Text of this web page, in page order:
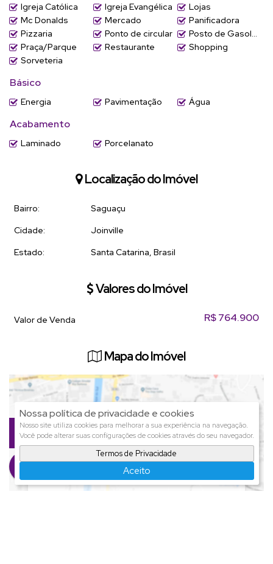
Nossa política de privacidade e cookies
Nosso site utiliza cookies para melhorar a sua experiência na navegação.
Você pode alterar suas configurações de cookies através do seu navegador.
Termos de Privacidade
Aceito
Igreja Católica
Igreja Evangélica
Lojas
Mc Donalds
Mercado
Panificadora
Pizzaria
Ponto de circular
Posto de Gasolina
Praça/Parque
Restaurante
Shopping
Sorveteria
Básico
Energia Pavimentação Água
Acabamento
Laminado Porcelanato
Localização do Imóvel
Bairro:
Saguaçu
Cidade:
Joinville
Estado:
Santa Catarina, Brasil
Valores do Imóvel
R$764.900
Valor de Venda
Mapa do Imóvel
Saguaçu,Joinville,Santa Catarina,
Brasil
Clique aqui para ver oMapa